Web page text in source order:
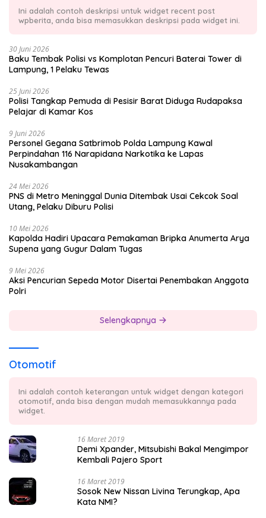
Ini adalah contoh deskripsi untuk widget recent post
wpberita, anda bisa memasukkan deskripsi pada widget ini.
30 Juni 2026
Baku Tembak Polisi vs Komplotan Pencuri Baterai Tower di
Lampung, 1 Pelaku Tewas
25 Juni 2026
Polisi Tangkap Pemuda di Pesisir Barat Diduga Rudapaksa
Pelajar di Kamar Kos
9 Juni 2026
Personel Gegana Satbrimob Polda Lampung Kawal
Perpindahan 116 Narapidana Narkotika ke Lapas
Nusakambangan
24 Mei 2026
PNS di Metro Meninggal Dunia Ditembak Usai Cekcok Soal
Utang, Pelaku Diburu Polisi
10 Mei 2026
Kapolda Hadiri Upacara Pemakaman Bripka Anumerta Arya
Supena yang Gugur Dalam Tugas
9 Mei 2026
Aksi Pencurian Sepeda Motor Disertai Penembakan Anggota
Polri
Selengkapnya
Otomotif
Ini adalah contoh keterangan untuk widget dengan kategori
otomotif, anda bisa dengan mudah memasukkannya pada
widget.
16 Maret 2019
Demi Xpander, Mitsubishi Bakal Mengimpor
Kembali Pajero Sport
16 Maret 2019
Sosok New Nissan Livina Terungkap, Apa
Kata NMI?